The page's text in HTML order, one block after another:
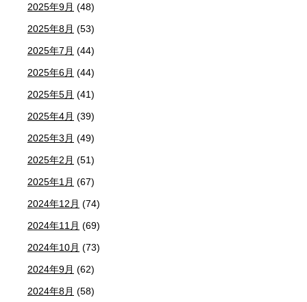
2025年9月 (48)
2025年8月 (53)
2025年7月 (44)
2025年6月 (44)
2025年5月 (41)
2025年4月 (39)
2025年3月 (49)
2025年2月 (51)
2025年1月 (67)
2024年12月 (74)
2024年11月 (69)
2024年10月 (73)
2024年9月 (62)
2024年8月 (58)